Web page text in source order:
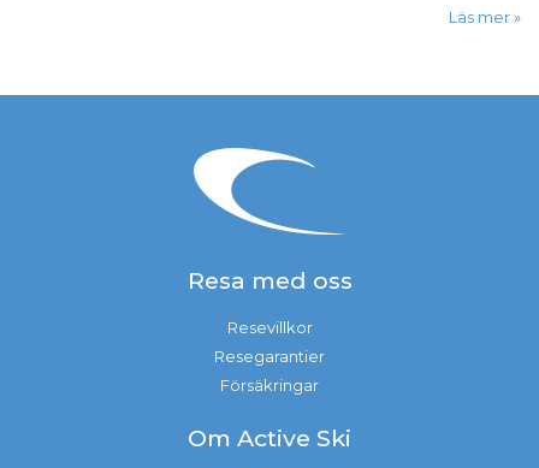
Läs mer
Resa med oss
Resevillkor
Resegarantier
Försäkringar
Om Active Ski